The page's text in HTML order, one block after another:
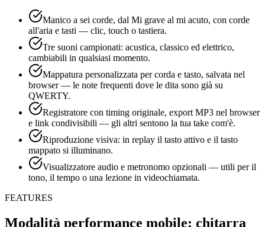
Manico a sei corde, dal Mi grave al mi acuto, con corde
all'aria e tasti — clic, touch o tastiera.
Tre suoni campionati: acustica, classico ed elettrico,
cambiabili in qualsiasi momento.
Mappatura personalizzata per corda e tasto, salvata nel
browser — le note frequenti dove le dita sono già su
QWERTY.
Registratore con timing originale, export MP3 nel browser
e link condivisibili — gli altri sentono la tua take com'è.
Riproduzione visiva: in replay il tasto attivo e il tasto
mappato si illuminano.
Visualizzatore audio e metronomo opzionali — utili per il
tono, il tempo o una lezione in videochiamata.
FEATURES
Modalità performance mobile: chitarra